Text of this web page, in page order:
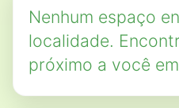
Nenhum espaço
localidade.
próximo a você